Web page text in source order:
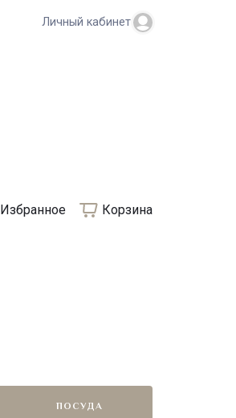
Личный кабинет
Избранное Корзина
ПОСУДА